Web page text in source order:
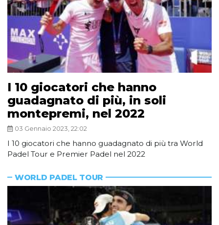
I 10 giocatori che hanno
guadagnato di più, in soli
montepremi, nel 2022
03 Gennaio 2023, 22:02
I 10 giocatori che hanno guadagnato di più tra World
Padel Tour e Premier Padel nel 2022
WORLD PADEL TOUR